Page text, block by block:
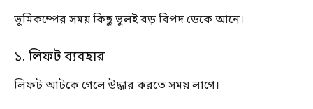
ভূমিকম্পের সময় কিছু ভুলই বড় বিপদ ডেকে আনে।
১. লিফট ব্যবহার
লিফট আটকে গেলে উদ্ধার করতে সময় লাগে।